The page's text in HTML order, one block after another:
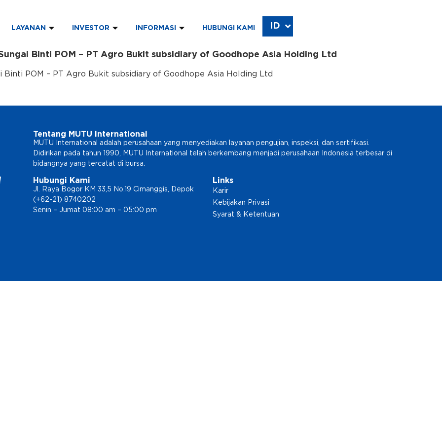
LAYANAN INVESTOR INFORMASI HUBUNGI KAMI ID
EN
Binti POM – PT Agro Bukit subsidiary of Goodhope Asia Holding Ltd
POM – PT Agro Bukit subsidiary of Goodhope Asia Holding Ltd
Tentang MUTU International
MUTU International adalah perusahaan yang menyediakan layanan pengujian, inspeksi, dan sertifikasi.
Didirikan pada tahun 1990, MUTU International telah berkembang menjadi perusahaan Indonesia terbesar di
bidangnya yang tercatat di bursa.
Hubungi Kami
Jl. Raya Bogor KM 33,5 No.19 Cimanggis, Depok
(+62-21) 8740202
Senin – Jumat 08:00 am – 05:00 pm
Links
Karir
Kebijakan Privasi
Syarat & Ketentuan